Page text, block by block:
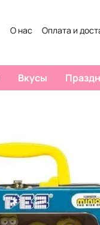
О нас
Оплата и
Вкусы